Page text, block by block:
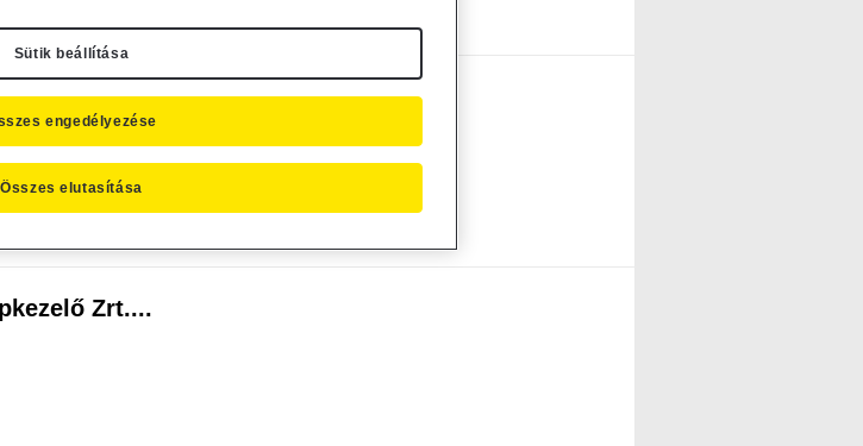
Zrt....
Zrt....
Sütik beállítása
Összes elutasítása
engedélyezése